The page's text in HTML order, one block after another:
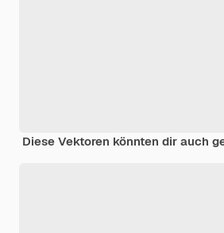
Diese Vektoren könnten dir auch